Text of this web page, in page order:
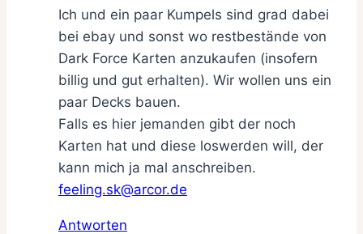
Ich und ein paar Kumpels sind grad dabei
bei ebay und sonst wo restbestände von
Dark Force Karten anzukaufen (insofern
billig und gut erhalten). Wir wollen uns ein
paar Decks bauen.
Falls es hier jemanden gibt der noch
Karten hat und diese loswerden will, der
kann mich ja mal anschreiben.
feeling.sk@arcor.de
Antworten